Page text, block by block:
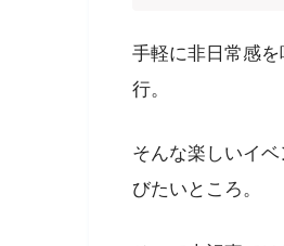
手軽に非日常感
行。
そんな楽しいイ
びたいところ。